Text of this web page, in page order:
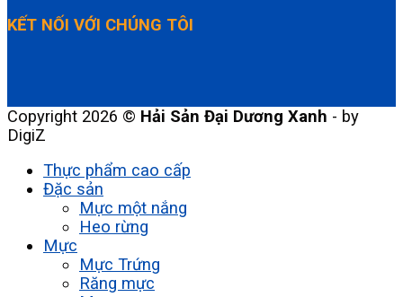
KẾT NỐI VỚI CHÚNG TÔI
Copyright 2026 © Hải Sản Đại Dương Xanh - by
DigiZ
Thực phẩm cao cấp
Đặc sản
Mực một nắng
Heo rừng
Mực
Mực Trứng
Răng mực